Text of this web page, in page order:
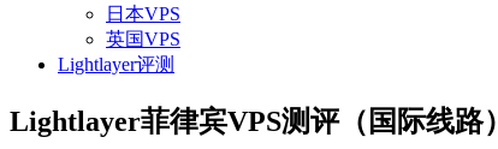
日本VPS
英国VPS
Lightlayer评测
Lightlayer菲律宾VPS测评（国际线路）